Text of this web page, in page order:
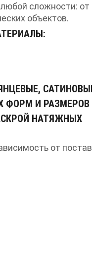
сложности: от
объектов.
ФОРМ И РАЗМЕРОВ
НАТЯЖНЫХ
от